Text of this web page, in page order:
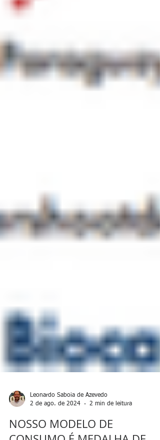
Leonardo Saboia de Azevedo
2 de ago. de 2024
2 min de leitura